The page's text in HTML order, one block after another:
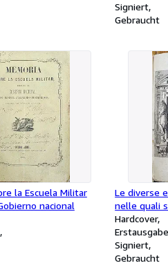
Signiert
Gebraucht
la Escuela Militar
nacional
Le diverse
nelle quali
artificiosi
cauarne
Hardcover
Erstausgabe
Signiert
Gebraucht